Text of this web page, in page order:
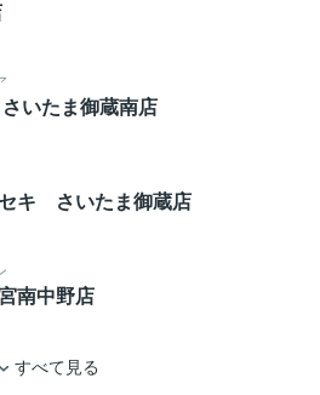
いたま御蔵南店
セキ さいたま御蔵店
南中野店
すべて見る